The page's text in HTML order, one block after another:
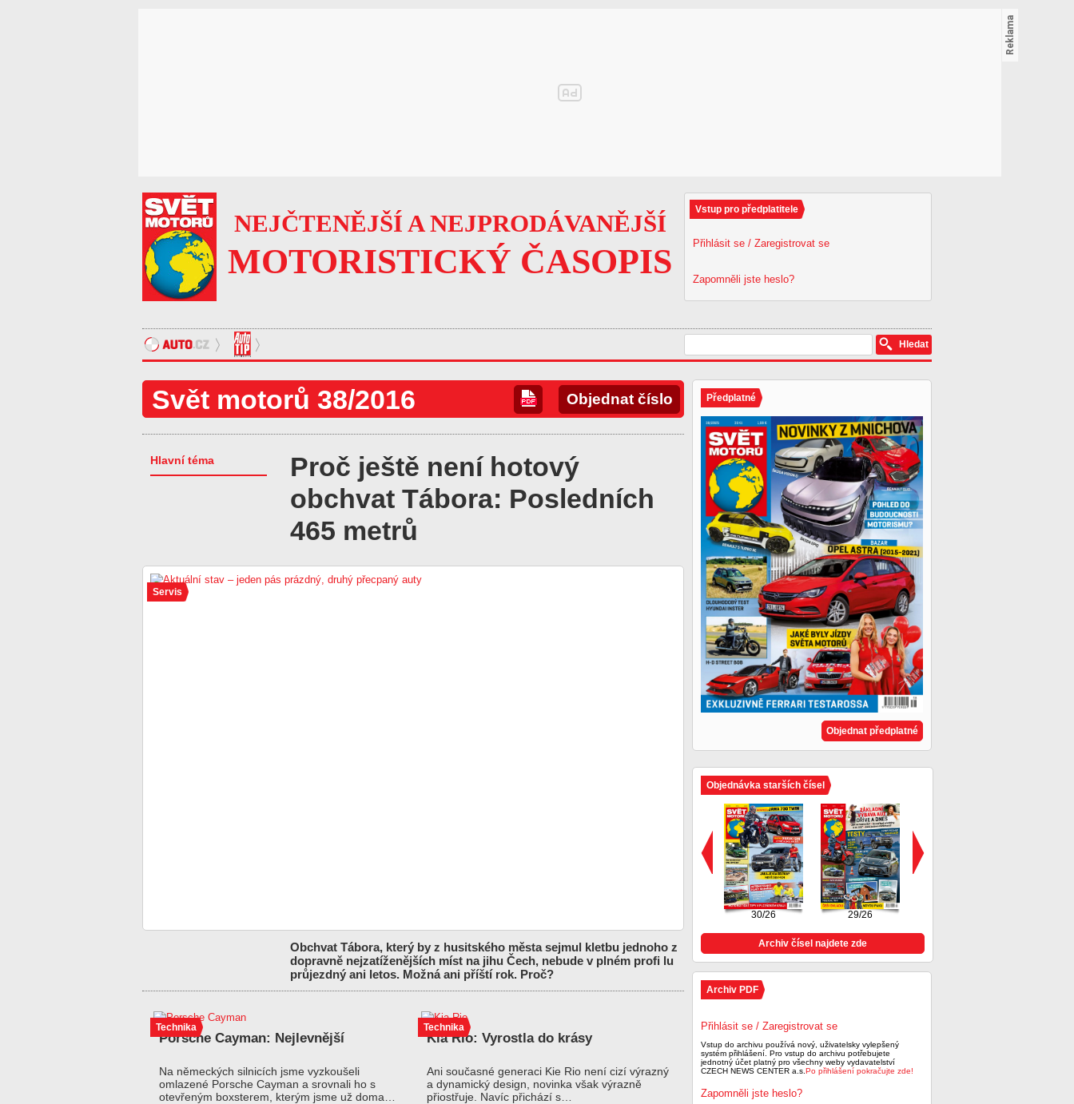
Vstup pro předplatitele
Přihlásit se / Zaregistrovat se
Zapomněli jste heslo?
NEJČTENĚJŠÍ A NEJPRODÁVANĚJŠÍ
MOTORISTICKÝ ČASOPIS
Svět motorů 38/2016 Objednat číslo
Proč ještě není hotový
obchvat Tábora: Posledních
465 metrů
Hlavní téma
Servis
Obchvat Tábora, který by z husitského města sejmul kletbu jednoho z
dopravně nejzatíženějších míst na jihu Čech, nebude v plném profi lu
průjezdný ani letos. Možná ani příští rok. Proč?
Technika
Porsche Cayman: Nejlevnější
Na německých silnicích jsme vyzkoušeli
omlazené Porsche Cayman a srovnali ho s
otevřeným boxsterem, kterým jsme už doma…
Technika
Kia Rio: Vyrostla do krásy
Ani současné generaci Kie Rio není cizí výrazný
a dynamický design, novinka však výrazně
přiostřuje. Navíc přichází s…
Předplatné
Objednat předplatné
Objednávka starších čísel
30/26 29/26
Archiv čísel najdete zde
Archiv PDF
Přihlásit se / Zaregistrovat se
Vstup do archivu používá nový, uživatelsky vylepšený
systém přihlášení. Pro vstup do archivu potřebujete
jednotný účet platný pro všechny weby vydavatelství
CZECH NEWS CENTER a.s. Po přihlášení pokračujte zde!
Zapomněli jste heslo?